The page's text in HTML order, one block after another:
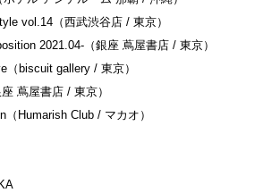
vol.14（西武渋谷店 / 東京）
2021.04-（銀座 蔦屋書店 / 東京）
biscuit gallery / 東京）
蔦屋書店 / 東京）
Humarish Club / マカオ）